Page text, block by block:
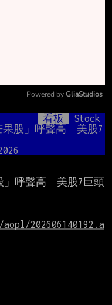
Mute
Powered by GliaStudios
看板
Stock
股」呼聲高　美股7
」呼聲高　美股7巨頭
202606140192.a